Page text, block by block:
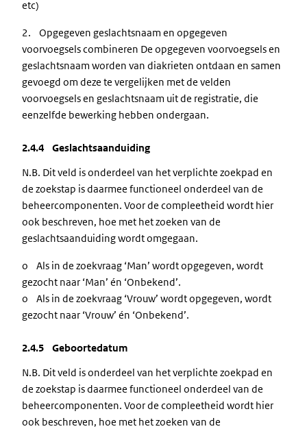
etc)
2. Opgegeven geslachtsnaam en opgegeven
voorvoegsels combineren De opgegeven voorvoegsels en
geslachtsnaam worden van diakrieten ontdaan en samen
gevoegd om deze te vergelijken met de velden
voorvoegsels en geslachtsnaam uit de registratie, die
eenzelfde bewerking hebben ondergaan.
2.4.4 Geslachtsaanduiding
N.B. Dit veld is onderdeel van het verplichte zoekpad en
de zoekstap is daarmee functioneel onderdeel van de
beheercomponenten. Voor de compleetheid wordt hier
ook beschreven, hoe met het zoeken van de
geslachtsaanduiding wordt omgegaan.
o Als in de zoekvraag ‘Man’ wordt opgegeven, wordt
gezocht naar ‘Man’ én ‘Onbekend’.
o Als in de zoekvraag ‘Vrouw’ wordt opgegeven, wordt
gezocht naar ‘Vrouw’ én ‘Onbekend’.
2.4.5 Geboortedatum
N.B. Dit veld is onderdeel van het verplichte zoekpad en
de zoekstap is daarmee functioneel onderdeel van de
beheercomponenten. Voor de compleetheid wordt hier
ook beschreven, hoe met het zoeken van de